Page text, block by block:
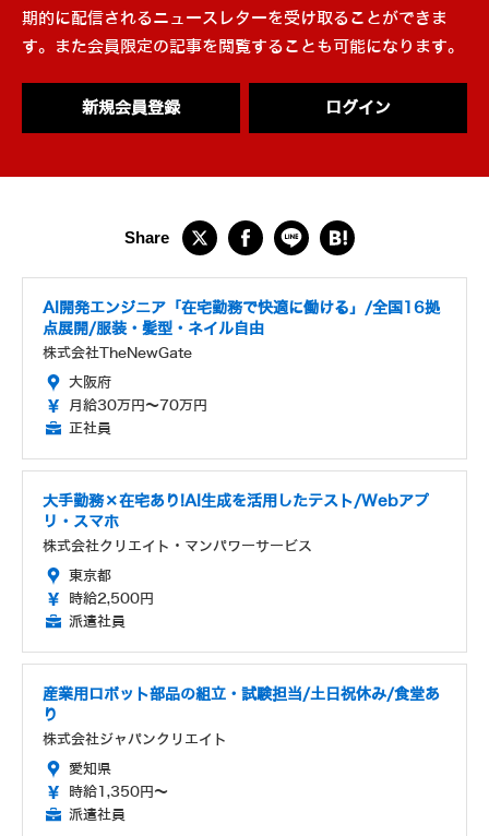
期的に配信されるニュースレターを受け取ることができま
す。また会員限定の記事を閲覧することも可能になります。
新規会員登録 ログイン
AI開発エンジニア「在宅勤務で快適に働ける」/全国16拠
点展開/服装・髪型・ネイル自由
株式会社TheNewGate
大阪府
月給30万円～70万円
正社員
大手勤務×在宅あり!AI生成を活用したテスト/Webアプ
リ・スマホ
株式会社クリエイト・マンパワーサービス
東京都
時給2,500円
派遣社員
産業用ロボット部品の組立・試験担当/土日祝休み/食堂あ
り
株式会社ジャパンクリエイト
愛知県
時給1,350円～
派遣社員